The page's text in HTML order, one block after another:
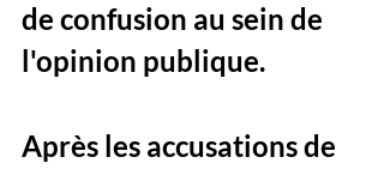
de confusion au sein de
l'opinion publique.
Après les accusations de